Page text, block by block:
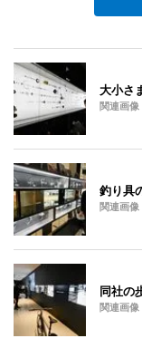
大小さ
関連画像
釣り具
関連画像
同社の
関連画像